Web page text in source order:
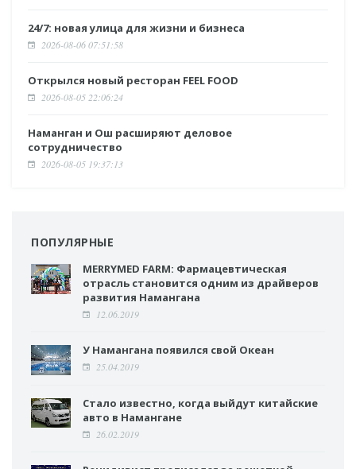
24/7: новая улица для жизни и бизнеса
2026-08-06 07:51:58
Открылся новый ресторан FEEL FOOD
2026-08-05 22:06:24
Наманган и Ош расширяют деловое
сотрудничество
2026-08-05 19:37:13
ПОПУЛЯРНЫЕ
MERRYMED FARM: Фармацевтическая
отрасль становится одним из драйверов
развития Намангана
12.06.2019
У Намангана появился свой Океан
25.04.2019
Стало известно, когда выйдут китайские
авто в Намангане
26.02.2019